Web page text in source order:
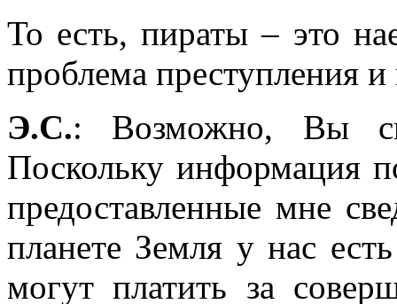
То есть, пираты – это
проблема преступления и
Э.С.: Возможно, Вы
Поскольку информация
предоставленные мне
планете Земля у нас
могут платить за